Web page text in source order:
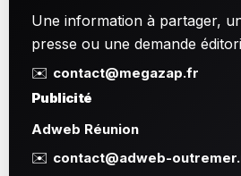
Une information à partager,
presse ou une demande
✉️ contact@megazap.fr
Publicité
Adweb Réunion
✉️ contact@adweb-